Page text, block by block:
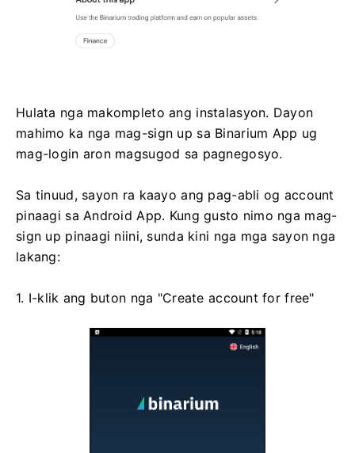
Hulata nga makompleto ang instalasyon. Dayon
mahimo ka nga mag-sign up sa Binarium App ug
mag-login aron magsugod sa pagnegosyo.
Sa tinuud, sayon ​​ra kaayo ang pag-abli og account
pinaagi sa Android App. Kung gusto nimo nga mag-
sign up pinaagi niini, sunda kini nga mga sayon ​​nga
lakang:
1. I-klik ang buton nga "Create account for free"